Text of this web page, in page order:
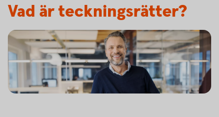
Vad är teckningsrätter?